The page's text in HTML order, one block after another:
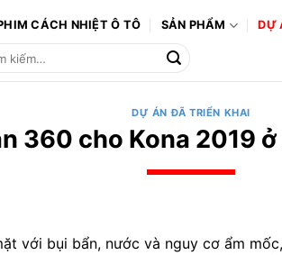
CÁCH NHIỆT Ô TÔ SẢN PHẨM DỰ
DỰ ÁN ĐÃ TRIỂN KHAI
360 cho Kona 2019
với bụi bẩn, nước và nguy cơ ẩm